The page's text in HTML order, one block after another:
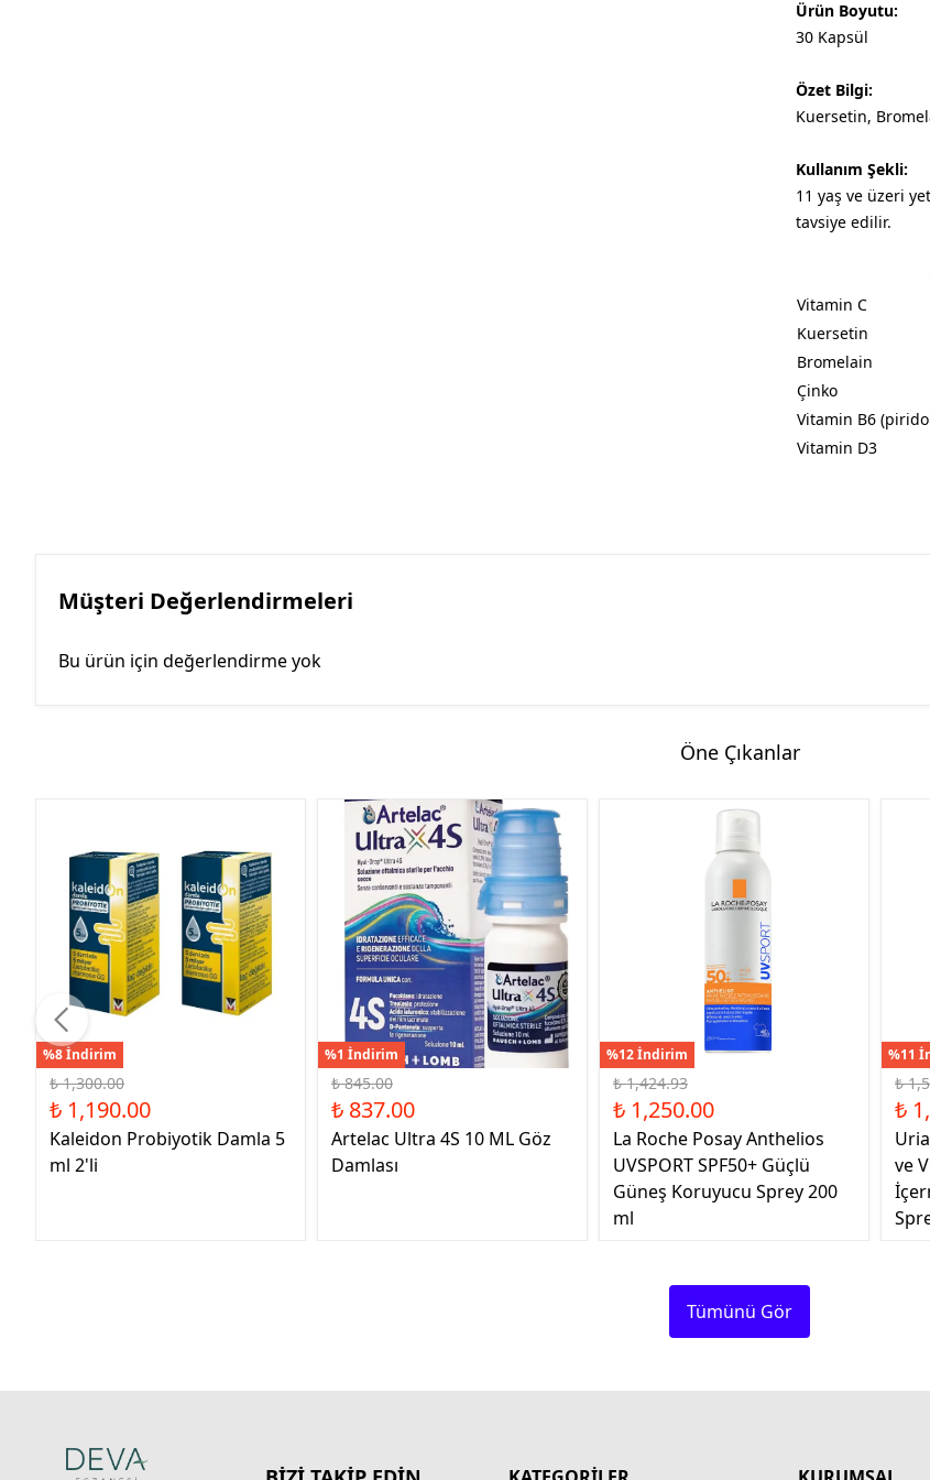
Ürün Boyutu:
30 Kapsül
Özet Bilgi:
Kuersetin,
Kullanım Şekli:
11 yaş ve üzeri
tavsiye edilir.
Vitamin C
Kuersetin
Bromelain
Çinko
Vitamin B6
Vitamin D3
Müşteri Değerlendirmeleri
Bu ürün için değerlendirme yok
Öne Çıkanlar
%8 İndirim
₺ 1,300.00
₺ 1,190.00
Kaleidon Probiyotik Damla 5
ml 2'li
%1 İndirim
₺ 845.00
₺ 837.00
Artelac Ultra 4S 10 ML Göz
Damlası
%12 İndirim
₺ 1,424.93
₺ 1,250.00
La Roche Posay Anthelios
UVSPORT SPF50+ Güçlü
Güneş Koruyucu Sprey 200
ml
%11
₺
₺
ve
Tümünü Gör